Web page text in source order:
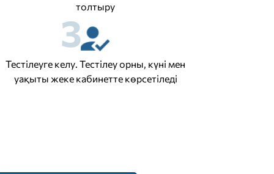
толтыру
3
Тестілеуге келу. Тестілеу орны, күні мен
уақыты жеке кабинетте көрсетіледі